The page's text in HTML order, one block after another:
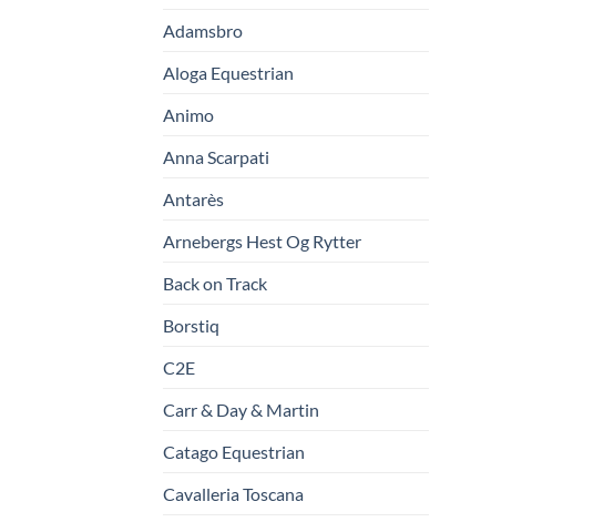
Adamsbro
Aloga Equestrian
Animo
Anna Scarpati
Antarès
Arnebergs Hest Og Rytter
Back on Track
Borstiq
C2E
Carr & Day & Martin
Catago Equestrian
Cavalleria Toscana